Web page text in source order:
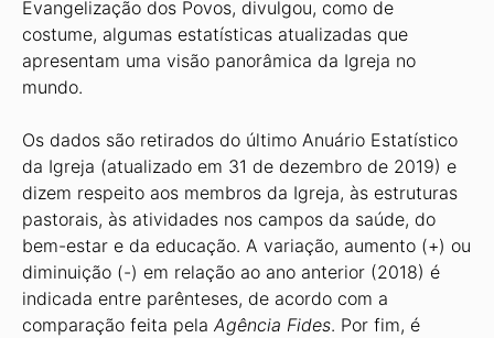
Evangelização dos Povos, divulgou, como de
costume, algumas estatísticas atualizadas que
apresentam uma visão panorâmica da Igreja no
mundo.
Os dados são retirados do último Anuário Estatístico
da Igreja (atualizado em 31 de dezembro de 2019) e
dizem respeito aos membros da Igreja, às estruturas
pastorais, às atividades nos campos da saúde, do
bem-estar e da educação. A variação, aumento (+) ou
diminuição (-) em relação ao ano anterior (2018) é
indicada entre parênteses, de acordo com a
comparação feita pela Agência Fides. Por fim, é